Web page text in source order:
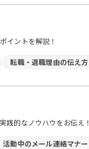
イントを解説！
転職・退職理由の伝え方
践的なノウハウをお伝え！
活動中のメール連絡マナー